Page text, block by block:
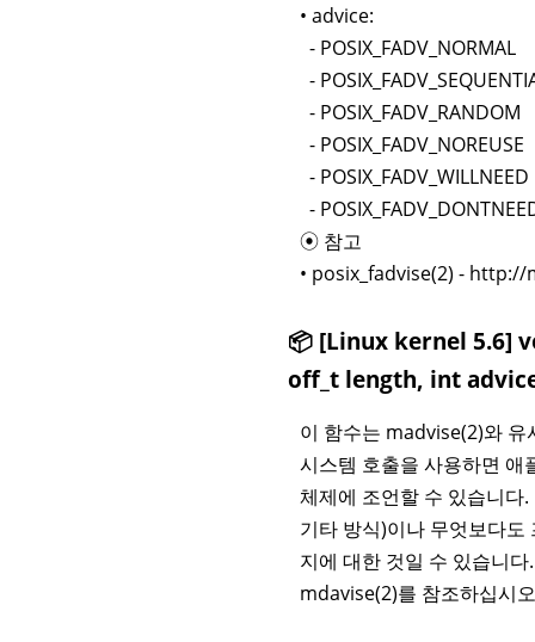
• advice:
- POSIX_FADV_NORMAL
-
- POSIX_FADV_RANDOM
- POSIX_FADV_NOREUSE
- POSIX_FADV_WILLNEED
-
⦿ 참고
• posix_fadvise(2) -
📦 [Linux kernel 5.6]
off_t length, int
이 함수는 madvise(2)와
시스템 호출을 사용하면
체제에 조언할 수 있습니
기타 방식)이나 무엇보다
지에 대한 것일 수 있습니
mdavise(2)를 참조하십시